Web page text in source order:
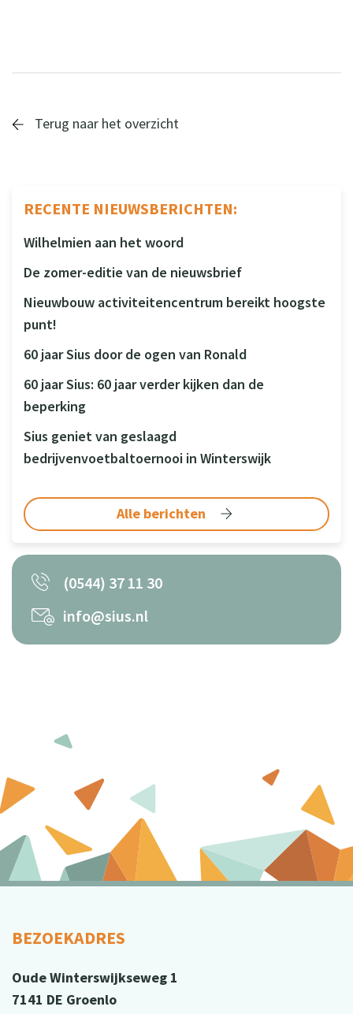
RECENTE NIEUWSBERICHTEN:
Wilhelmien aan het woord
De zomer-editie van de nieuwsbrief
Nieuwbouw activiteitencentrum bereikt hoogste
punt!
60 jaar Sius door de ogen van Ronald
60 jaar Sius: 60 jaar verder kijken dan de
beperking
Sius geniet van geslaagd
bedrijvenvoetbaltoernooi in Winterswijk
Alle berichten
(0544) 37 11 30
info@sius.nl
Terug naar het overzicht
BEZOEKADRES
Oude Winterswijkseweg 1
7141 DE Groenlo